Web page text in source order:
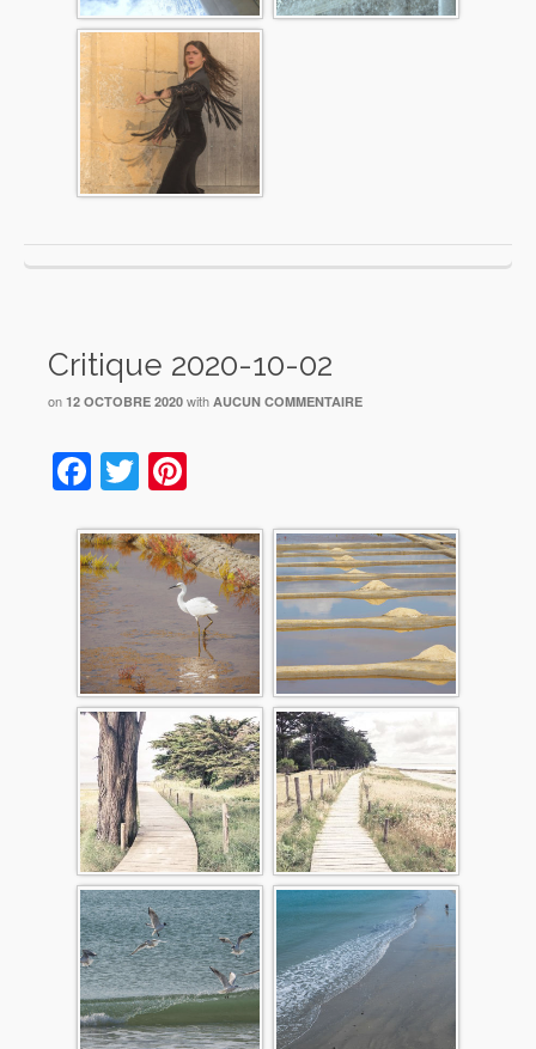
Critique 2020-10-02
on 12 OCTOBRE 2020 with AUCUN COMMENTAIRE
Facebook
Twitter